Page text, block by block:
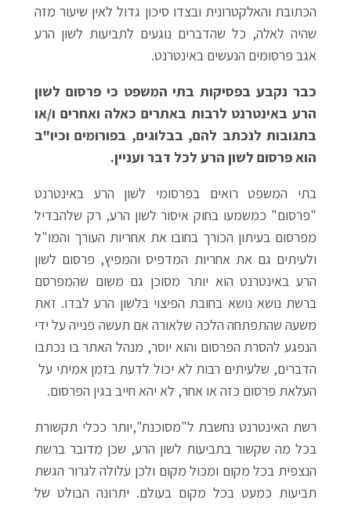
הכתובת והאלקטרונית ובצדו סיכון גדול לאין שיעור מזה
שהיה לאלה, כל שהדברים נוגעים לתביעות לשון הרע
אגב פרסומים הנעשים באינטרנט.
כבר נקבע בפסיקות בתי המשפט כי פרסום לשון
הרע באינטרנט לרבות באתרים כאלה ואחרים ו/או
בתגובות לנכתב להם, בבלוגים, בפורומים וכיו"ב
הוא פרסום לשון הרע לכל דבר ועניין.
בתי המשפט רואים בפרסומי לשון הרע באינטרנט
"פרסום" כמשמעו בחוק איסור לשון הרע, רק שלהבדיל
מפרסום בעיתון הכורך בחובו את אחריות העורך והמו"ל
ולעיתים גם את אחריות המדפיס והמפיץ, פרסום לשון
הרע באינטרנט הוא יותר מסוכן גם משום שהמפרסם
ברשת נושא נושא בחובת הפיצוי בלשון הרע לבדו. זאת
משעה שהתפתחה הלכה שלאורה אם תעשה פנייה על ידי
הנפגע להסרת הפרסום והוא יוסר, מנהל האתר בו נכתבו
הדברים, שלעיתים רבות לא יכול לדעת בזמן אמיתי על
העלאת פרסום כזה או אחר, לא יהא חייב בגין הפרסום.
רשת האינטרנט נחשבת ל"מסוכנת",יותר ככלי תקשורת
בכל מה שקשור בתביעות לשון הרע, שכן מדובר ברשת
הנצפית בכל מקום ומכול מקום ולכן עלולה לגרור הגשת
תביעות כמעט בכל מקום בעולם. יתרונה הבולט של